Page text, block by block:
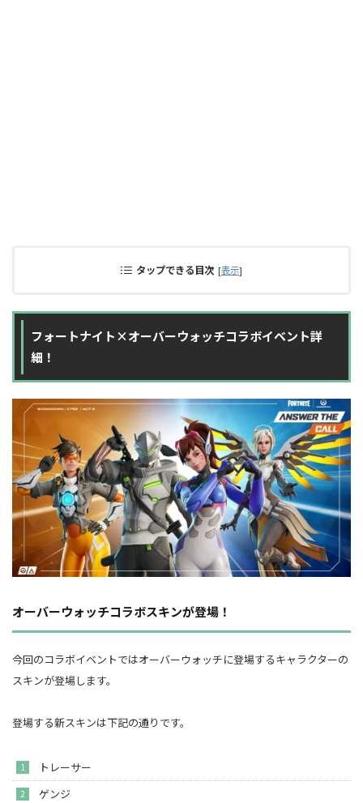
タップできる目次 [表示]
フォートナイト×オーバーウォッチコラボイベント詳
細！
オーバーウォッチコラボスキンが登場！
今回のコラボイベントではオーバーウォッチに登場するキャラクターの
スキンが登場します。
登場する新スキンは下記の通りです。
トレーサー
ゲンジ